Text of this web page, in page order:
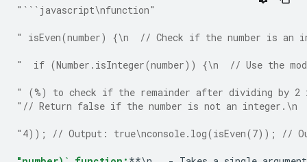
"```javascript\nfunction"
" isEven(number) {\n  // Check if the number is an
"  if (Number.isInteger(number)) {\n  // Use the
" (%) to check if the remainder after dividing by
"// Return false if the number is not an integer.\n
"4)); // Output: true\nconsole.log(isEven(7)); //